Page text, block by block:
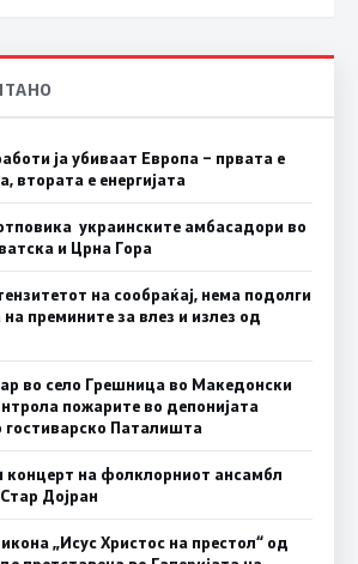
ја убиваат Европа – првата е
втората е енергијата
украинските амбасадори во
и Црна Гора
на сообраќај, нема подолги
премините за влез и излез од
во село Грешница во Македонски
пожарите во депонијата
гостиварско Паталишта
концерт на фолклорниот ансамбл
Дојран
„Исус Христос на престол“ од